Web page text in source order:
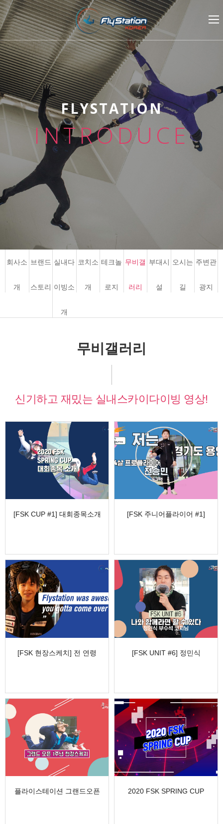
FLYSTATION
INTRODUCE
회사소
개
브랜드
스토리
실내다
이빙소
개
코치소
개
테크놀
로지
무비갤
러리
부대시
설
오시는
길
주변관
광지
무비갤러리
신기하고 재밌는 실내스카이다이빙 영상!
[FSK CUP #1] 대회종목소개
[FSK 주니어플라이어 #1]
[FSK 현장스케치] 전 연령
[FSK UNIT #6] 정민식
플라이스테이션 그랜드오픈
2020 FSK SPRING CUP